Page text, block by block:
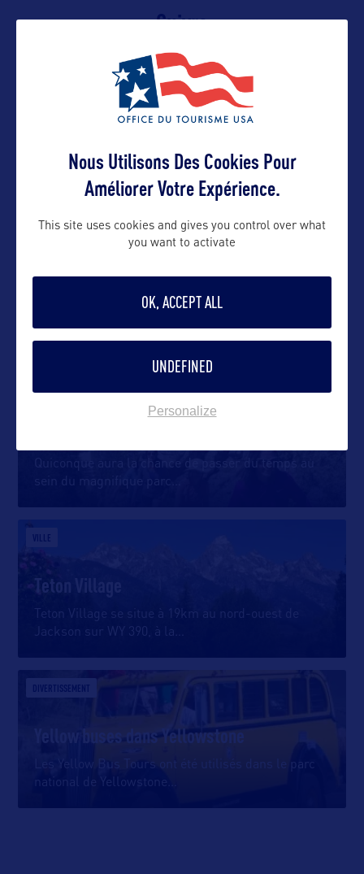
Suivre
VOIR LE SITE
DANS LA MÊME CATEGORIE
Quiconque aura la chance de passer du temps au
sein du magnifique parc
VILLE
Teton Village
Teton Village se situe à 19km au nord-ouest de
Jackson sur WY 390, à la
DIVERTISSEMENT
Yellow buses dans Yellowstone
Les Yellow Bus Tours ont été utilisés dans le parc
national de Yellowstone
Nous Utilisons Des Cookies Pour
Améliorer Votre Expérience.
This site uses cookies and gives you control over what
you want to activate
OK, ACCEPT ALL
UNDEFINED
Personalize